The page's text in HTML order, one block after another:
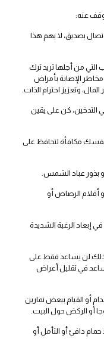
عنه:
بصديق، لا يهم هذا
من أجلها تريد ترك
مخاطر الإصابة بأمراض
وتعزيز احترام الذات.
التدخين، كن على يقين
مكافأة لتحافظ على
بذور عباد الشمس.
الرصاص أو
إبعاد الرغبة الشديدة
ذلك لن يساعد فقط على
في تقليل أعراض
أو القيام ببعض تمارين
أو الركض حول البيت.
دافئ أو التأمل أو